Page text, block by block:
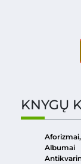
KNYGŲ
Albumai